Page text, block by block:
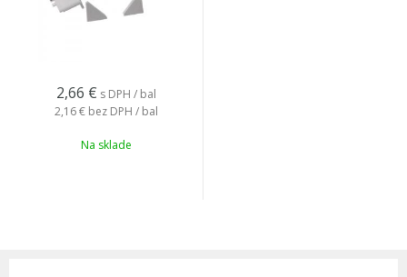
2,66 € s DPH / bal
2,16 € bez DPH / bal
Na sklade